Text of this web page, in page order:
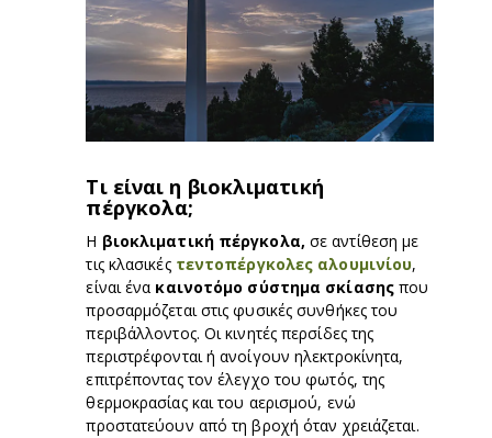
Τι είναι η βιοκλιματική
πέργκολα;
Η βιοκλιματική πέργκολα, σε αντίθεση με
τις κλασικές τεντοπέργκολες αλουμινίου,
είναι ένα καινοτόμο σύστημα σκίασηςπου
προσαρμόζεται στις φυσικές συνθήκες του
περιβάλλοντος. Οι κινητές περσίδες της
περιστρέφονται ή ανοίγουν ηλεκτροκίνητα,
επιτρέποντας τον έλεγχο του φωτός, της
θερμοκρασίας και του αερισμού, ενώ
προστατεύουν από τη βροχή όταν χρειάζεται.